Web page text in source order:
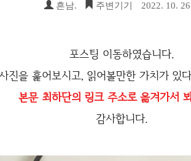
흔남. 주변기기 2022. 10.
포스팅 이동하였습니다.
진을 훑어보시고, 읽어볼만한 가치가 있
본문 최하단의 링크 주소로 옮겨가서
감사합니다.